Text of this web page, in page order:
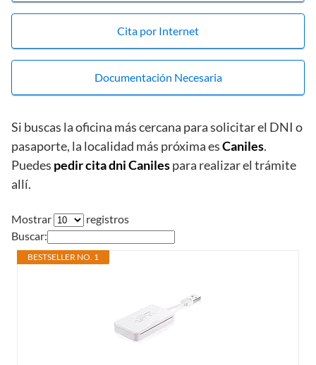
Cita por Internet
Documentación Necesaria
Si buscas la oficina más cercana para solicitar el DNI o
pasaporte, la localidad más próxima esCaniles.
Puedes pedir cita dni Canilespara realizar el trámite
allí.
Mostrar
registros
Buscar:
BESTSELLER NO. 1